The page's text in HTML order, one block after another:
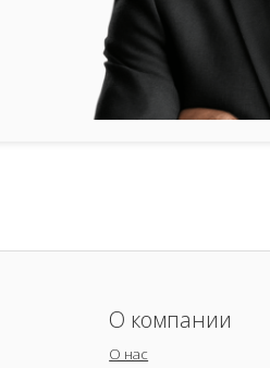
О компании
О нас